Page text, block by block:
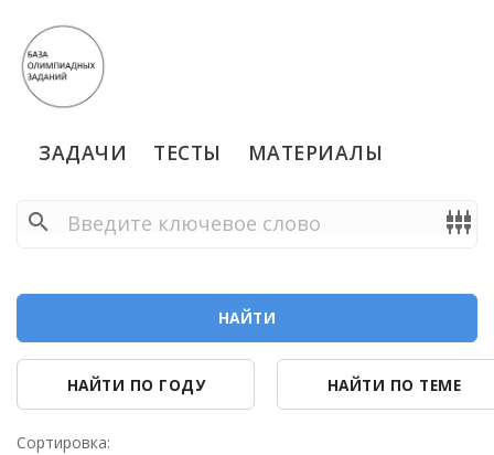
ЗАДАЧИ ТЕСТЫ МАТЕРИАЛЫ
search settings_input_component
НАЙТИ
НАЙТИ ПО ГОДУ НАЙТИ ПО ТЕМЕ
Сортировка: